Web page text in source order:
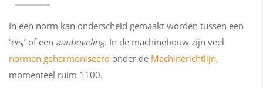
In een norm kan onderscheid gemaakt worden tussen een
‘eis,’ of een aanbeveling. In de machinebouw zijn veel
normen geharmoniseerd onder de Machinerichtlijn,
momenteel ruim 1100.